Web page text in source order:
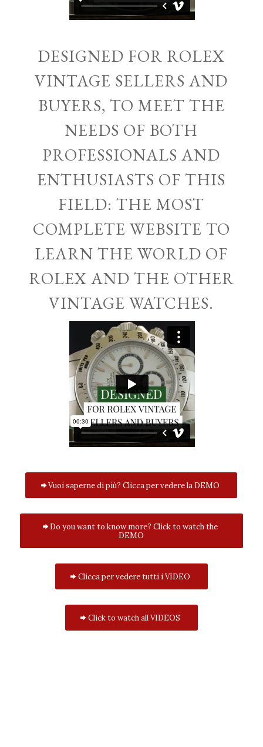
DESIGNED FOR ROLEX
VINTAGE SELLERS AND
BUYERS, TO MEET THE
NEEDS OF BOTH
PROFESSIONALS AND
ENTHUSIASTS OF THIS
FIELD: THE MOST
COMPLETE WEBSITE TO
LEARN THE WORLD OF
ROLEX AND THE OTHER
VINTAGE WATCHES.
Vuoi saperne di più? Clicca per vedere la DEMO
Do you want to know more? Click to watch the
DEMO
Clicca per vedere tutti i VIDEO
Click to watch all VIDEOS